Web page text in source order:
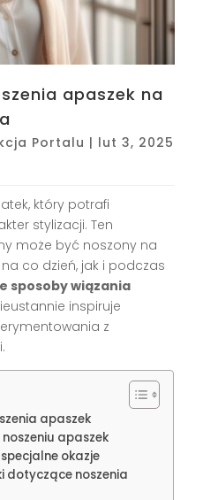
apaszek na
Portalu | lut 3, 2025
który potrafi
stylizacji. Ten
może być noszony na
co dzień, jak i podczas
sposoby wiązania
inspiruje
z
apaszek
apaszek
okazje
dotyczące noszenia